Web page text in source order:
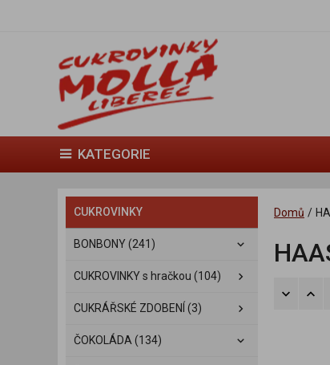
KATEGORIE
CUKROVINKY
BONBONY (241)
CUKROVINKY s hračkou (104)
CUKRÁŘSKÉ ZDOBENÍ (3)
ČOKOLÁDA (134)
Domů /